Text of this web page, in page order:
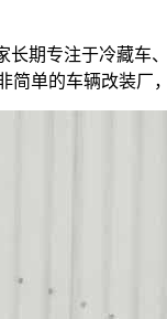
期专注于冷藏
单的车辆改装